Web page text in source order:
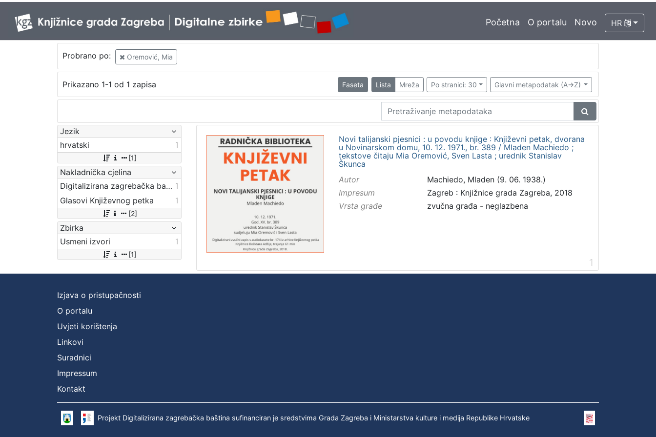
Početna O portalu Novo HR
Probrano po: Oremović, Mia
Prikazano 1-1 od 1 zapisa Faseta Lista Mreža Po stranici: 30 Glavni metapodatak (A->Z)
Jezik
hrvatski
1
[1]
Nakladnička cjelina
Digitalizirana zagrebačka baština 1
Glasovi Književnog petka
1
[2]
Zbirka
Usmeni izvori
1
[1]
Novi talijanski pjesnici : u povodu knjige : Književni petak, dvorana
u Novinarskom domu, 10. 12. 1971., br. 389 / Mladen Machiedo ;
tekstove čitaju Mia Oremović, Sven Lasta ; urednik Stanislav
Škunca
Autor
Machiedo, Mladen (9. 06. 1938.)
Impresum
Zagreb : Knjižnice grada Zagreba, 2018
Vrsta građe
zvučna građa - neglazbena
1
Izjava o pristupačnosti
O portalu
Uvjeti korištenja
Linkovi
Suradnici
Impressum
Kontakt
Projekt Digitalizirana zagrebačka baština sufinanciran je sredstvima Grada Zagreba i Ministarstva kulture i medija Republike Hrvatske